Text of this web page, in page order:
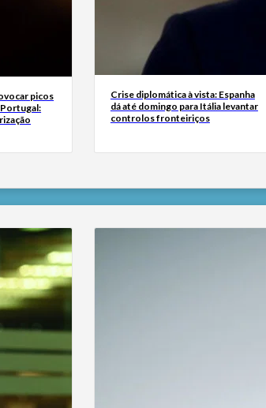
picos
Crise diplomática à vista: Espanha
dá até domingo para Itália levantar
controlos fronteiriços